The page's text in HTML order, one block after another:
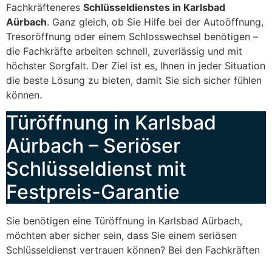
Fachkräfteneres Schlüsseldienstes in Karlsbad
Aürbach. Ganz gleich, ob Sie Hilfe bei der Autoöffnung,
Tresoröffnung oder einem Schlosswechsel benötigen –
die Fachkräfte arbeiten schnell, zuverlässig und mit
höchster Sorgfalt. Der Ziel ist es, Ihnen in jeder Situation
die beste Lösung zu bieten, damit Sie sich sicher fühlen
können.
Türöffnung in Karlsbad
Aürbach – Seriöser
Schlüsseldienst mit
Festpreis-Garantie
Sie benötigen eine Türöffnung in Karlsbad Aürbach,
möchten aber sicher sein, dass Sie einem seriösen
Schlüsseldienst vertrauen können? Bei den Fachkräften